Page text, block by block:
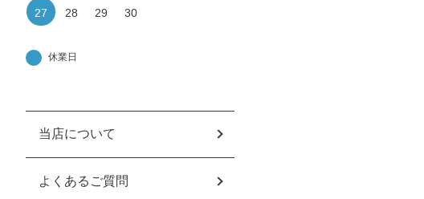
27 28 29 30
当店について
よくあるご質問